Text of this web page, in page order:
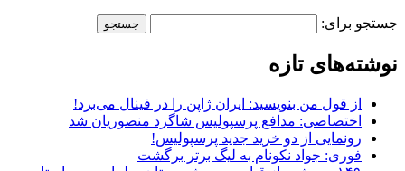
جستجو برای:
نوشته‌های تازه
از قول من بنویسید: ایران ژاپن را در فینال می‌برد!
اختصاصی: مدافع پرسپولیس شاگرد منصوریان شد
رونمایی از دو خرید جدید پرسپولیس!
فوری: جواد نکونام به لیگ برتر برگشت